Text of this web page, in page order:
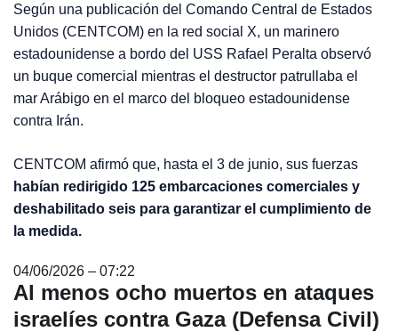
Según una publicación del Comando Central de Estados
Unidos (CENTCOM) en la red social X, un marinero
estadounidense a bordo del USS Rafael Peralta observó
un buque comercial mientras el destructor patrullaba el
mar Arábigo en el marco del bloqueo estadounidense
contra Irán.
CENTCOM afirmó que, hasta el 3 de junio, sus fuerzas
habían redirigido 125 embarcaciones comerciales y
deshabilitado seis para garantizar el cumplimiento de
la medida.
04/06/2026 – 07:22
Al menos ocho muertos en ataques
israelíes contra Gaza (Defensa Civil)